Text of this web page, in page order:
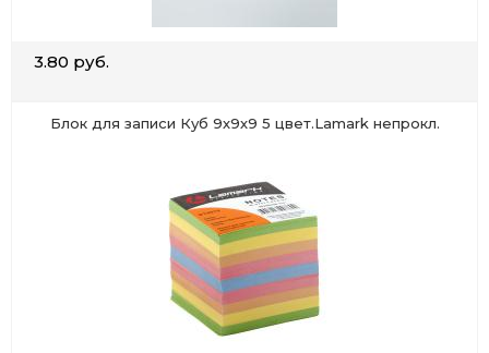
3.80 руб.
Блок для записи Куб 9х9х9 5 цвет.Lamark непрокл.